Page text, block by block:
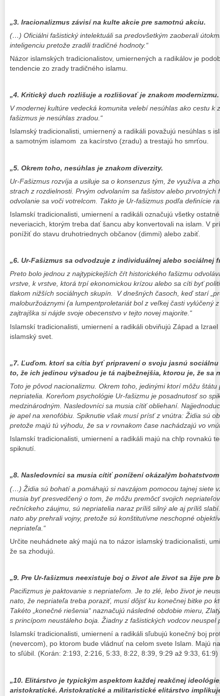
„3. Iracionalizmus závisí na kulte akcie pre samotnú akciu.
(…) Oficiálni fašistický intelektuáli sa predovšetkým zaoberali
inteligenciu pretože zradili tradičné hodnoty.“
Názor islamských tradicionalistov, umiernených a radikálov je
tendencie zo zrady tradičného islamu.
„4. Kritický duch rozlišuje a rozlišovať je znakom modernizmu.
V modernej kultúre vedecká komunita velebí nesúhlas ako cestu k
fašizmus je nesúhlas zradou.“
Islamský tradicionalisti, umiernený a radikáli považujú nesúhlas s
a samotným islamom za kacírstvo (zradu) a trestajú ho smrťou.
„5. Okrem toho, nesúhlas je znakom diverzity.
Ur-Fašizmus rozvíja a usiluje sa o konsenzus tým, že využíva a
strach z rozdielnosti. Prvým odvolaním sa fašistov alebo prvotných
odvolanie sa voči votrelcom. Takto je Ur-fašizmus podľa definície
Islamskí tradicionalisti, umiernení a radikáli označujú všetky
neveriacich, ktorým treba dať šancu aby konvertovali na islam. V
ponížiť do stavu druhotriednych občanov (dimmi) alebo zabiť.
„6. Ur-Fašizmus sa odvodzuje z individuálnej alebo sociálnej
Preto bolo jednou z najtypickejších čŕt historického fašizmu
vrstve, k vrstve, ktorá trpí ekonomickou krízou alebo sa cíti byť
tlakom nižších sociálnych skupín. V dnešných časoch, keď starí
maloburžoáznymi (a lumpentproletariát bol z veľkej časti vylúčený
zajtrajška si nájde svoje obecenstvo v tejto novej majorite.“
Islamskí tradicionalisti, umiernení a radikáli obviňujú Západ a
islamský svet.
„7. Ľuďom. ktorí sa cítia byť pripravení o svoju jasnú
to, že ich jedinou výsadou je tá najbežnejšia, ktorou je, že sa
Toto je pôvod nacionalizmu. Okrem toho, jedinými ktorí môžu
nepriatelia. Koreňom psychológie Ur-fašizmu je posadnutosť so
medzinárodným. Nasledovníci sa musia cítiť obliehaní.
je apel na xenofóbiu. Spiknutie však musí prísť z vnútra: Židia sú
pretože majú tú výhodu, že sa v rovnakom čase nachádzajú vo
Islamskí tradicionalisti, umiernení a radikáli majú na chlp rovnakú
spiknutí.
„8. Nasledovníci sa musia cítiť ponížení okázalým
(…) Židia sú bohatí a pomáhajú si navzájom pomocou tajnej siete
musia byť presvedčený o tom, že môžu premôcť svojich
rečníckeho záujmu, sú nepriatelia naraz príliš silný ale aj príliš
nato aby prehrali vojny, pretože sú konštitutívne neschopné
nepriateľa.“
Určite neuhádnete aký majú na to názor islamský tradicionalisti,
že sa zhodujú.
„9. Pre Ur-fašizmus neexistuje boj o život ale život sa žije pre
Pacifizmus je paktovanie s nepriateľom. Je to zlé, lebo život je
nato, že nepriateľa treba poraziť, musí dôjsť ku konečnej bitke po
Takéto „konečné riešenia“ naznačujú následné obdobie mieru,
s princípom neustáleho boja. Žiadny z fašistických vodcov neuspel
Islamskí tradicionalisti, umiernení a radikáli sľubujú konečný boj
(nevercom), po ktorom bude vládnuť na celom svete Islam. Majú
to sľúbil. (Korán: 2:193, 2:216, 5:33, 8:22, 8:39, 9:29 až 9:33, 61:9)
„10. Elitárstvo je typickým aspektom každej reakčnej
aristokratické. Aristokratické a militaristické elitárstvo